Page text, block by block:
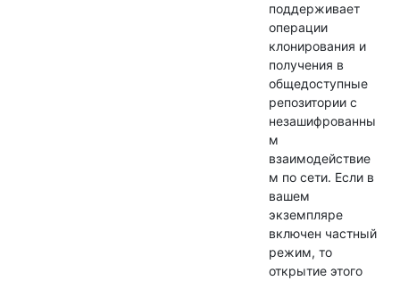
поддерживает
операции
клонирования и
получения в
общедоступные
репозитории с
незашифрованны
м
взаимодействие
м по сети. Если в
вашем
экземпляре
включен частный
режим, то
открытие этого